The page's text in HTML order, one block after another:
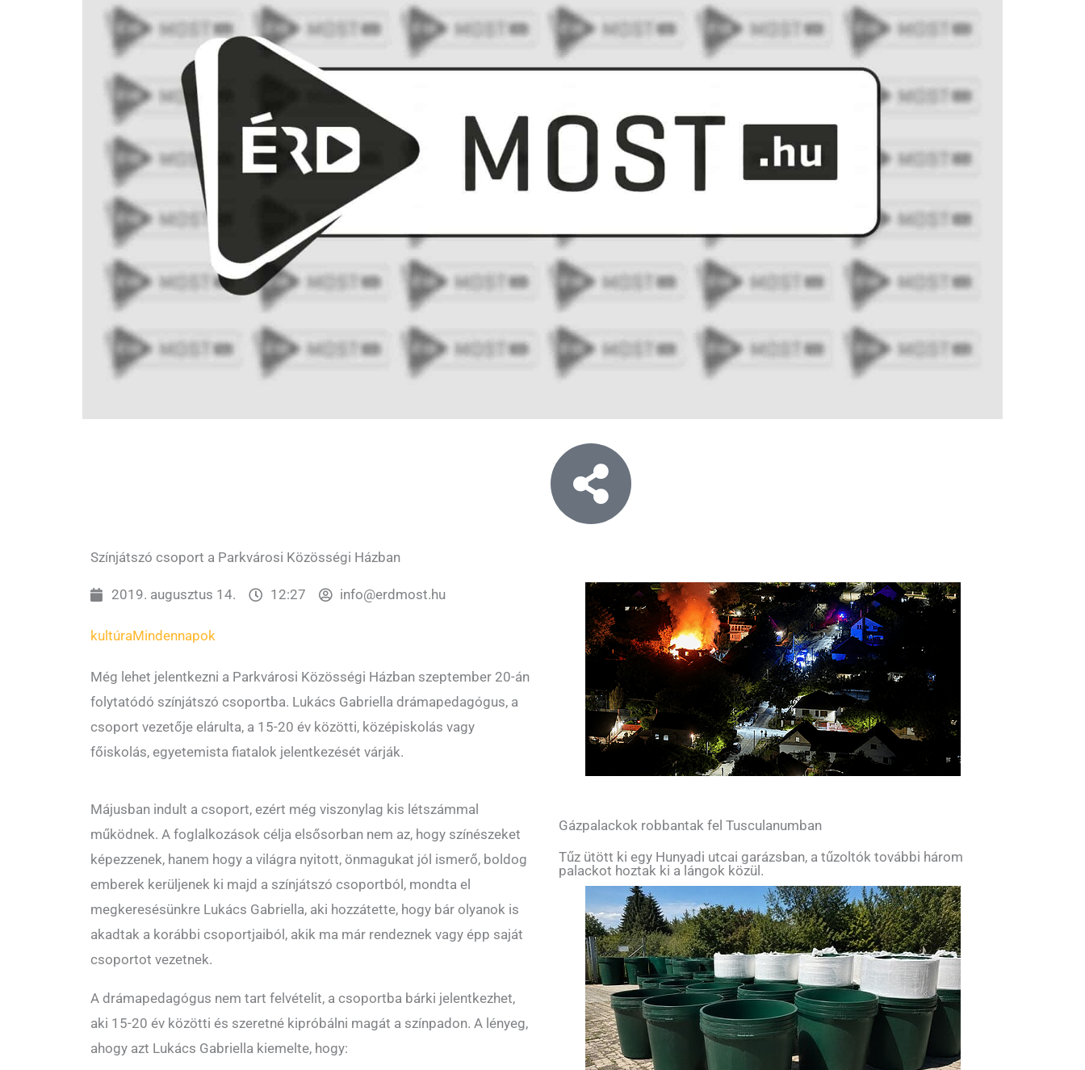
Színjátszó csoport a Parkvárosi Közösségi Házban
2019. augusztus 14. 12:27 info@erdmost.hu
kultúraMindennapok
Még lehet jelentkezni a Parkvárosi Közösségi Házban szeptember 20-án
folytatódó színjátszó csoportba. Lukács Gabriella drámapedagógus, a
csoport vezetője elárulta, a 15-20 év közötti, középiskolás vagy
főiskolás, egyetemista fiatalok jelentkezését várják.
Májusban indult a csoport, ezért még viszonylag kis létszámmal
működnek. A foglalkozások célja elsősorban nem az, hogy színészeket
képezzenek, hanem hogy a világra nyitott, önmagukat jól ismerő, boldog
emberek kerüljenek ki majd a színjátszó csoportból, mondta el
megkeresésünkre Lukács Gabriella, aki hozzátette, hogy bár olyanok is
akadtak a korábbi csoportjaiból, akik ma már rendeznek vagy épp saját
csoportot vezetnek.
A drámapedagógus nem tart felvételit, a csoportba bárki jelentkezhet,
aki 15-20 év közötti és szeretné kipróbálni magát a színpadon. A lényeg,
ahogy azt Lukács Gabriella kiemelte, hogy:
Gázpalackok robbantak fel Tusculanumban
Tűz ütött ki egy Hunyadi utcai garázsban, a tűzoltók további három
palackot hoztak ki a lángok közül.